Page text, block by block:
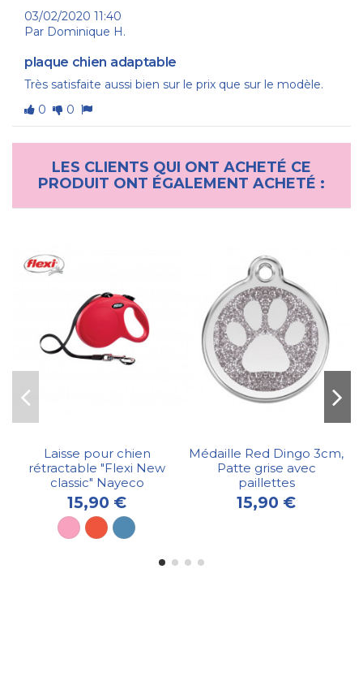
Collier personnalisé pour
chien avec plaque
gravée, sangle rose
9,20 €
03/02/2020 11:40
Par Dominique H.
plaque chien adaptable
Très satisfaite aussi bien sur le prix que sur le modèle.
0
0
LES CLIENTS QUI ONT ACHETÉ CE
PRODUIT ONT ÉGALEMENT ACHETÉ :
Laisse pour chien
rétractable "Flexi New
classic" Nayeco
15,90 €
Médaille Red Dingo 3cm,
Patte grise avec
paillettes
15,90 €